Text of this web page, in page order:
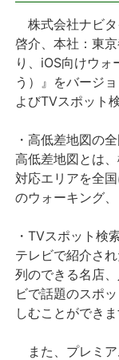
おしらせ
サービス
法人向け
採用情報
English
株式会社ナビタ
啓介、本社：東
り、iOS向けウォ
う）』をバージ
よびTVスポット
・高低差地図の
高低差地図とは
対応エリアを全
のウォーキング
・TVスポット検
テレビで紹介さ
列のできる名店
ビで話題のスポ
しむことができま
また、プレミア